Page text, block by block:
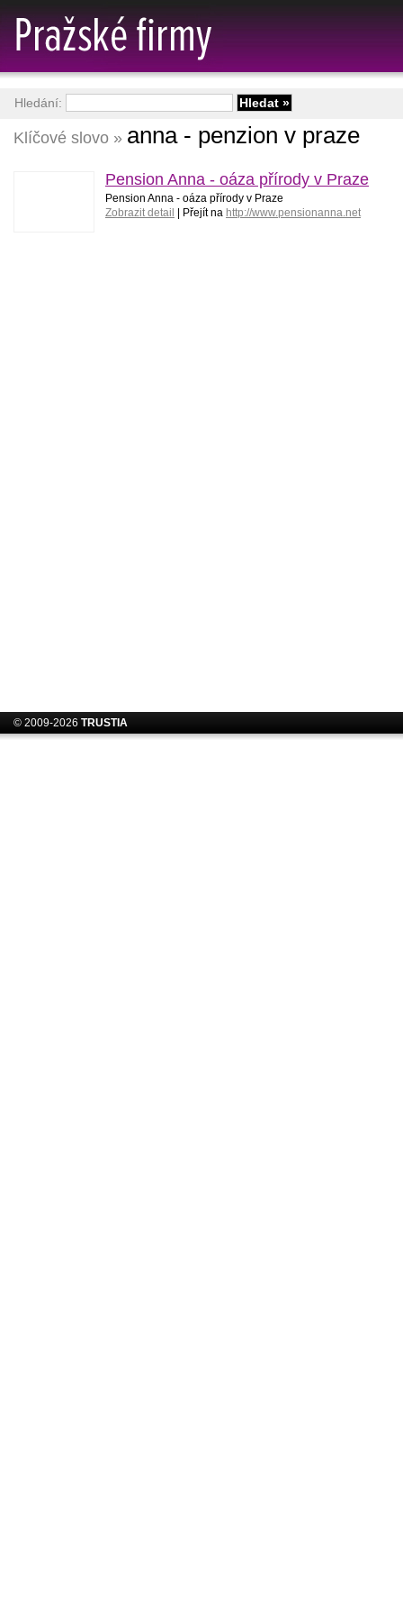
Klíčové slovo » anna - penzion v praze
Pension Anna - oáza přírody v Praze
Pension Anna - oáza přírody v Praze
Zobrazit detail
| Přejít na http://www.pensionanna.net
Hledání:
© 2009-2026 TRUSTIA